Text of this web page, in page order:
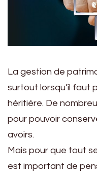
La gestion de
surtout lorsqu’il faut
héritière. De
pour pouvoir
avoirs.
Mais pour que tout
est important de